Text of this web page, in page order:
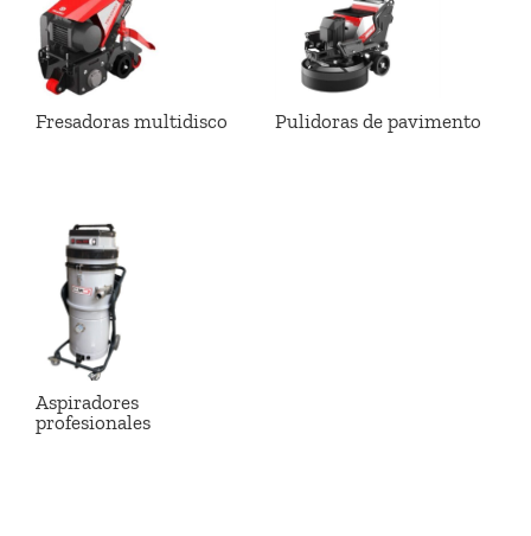
Fresadoras multidisco Pulidoras de pavimento
Aspiradores
profesionales